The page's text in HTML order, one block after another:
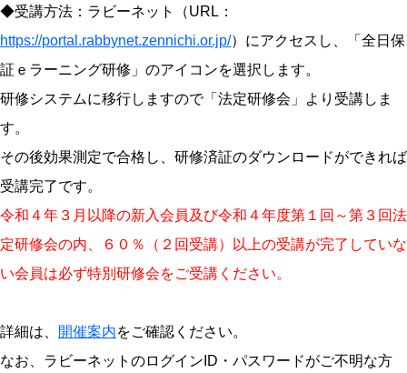
◆受講方法：ラビーネット（URL：
https://portal.rabbynet.zennichi.or.jp/）にアクセスし、「全日保
証ｅラーニング研修」のアイコンを選択します。
研修システムに移行しますので「法定研修会」より受講しま
す。
その後効果測定で合格し、研修済証のダウンロードができれば
受講完了です。
令和４年３月以降の新入会員及び令和４年度第１回～第３回法
定研修会の内、６０％（２回受講）以上の受講が完了していな
い会員は必ず特別研修会をご受講ください。
詳細は、 開催案内をご確認ください。
なお、ラビーネットのログインID・パスワードがご不明な方